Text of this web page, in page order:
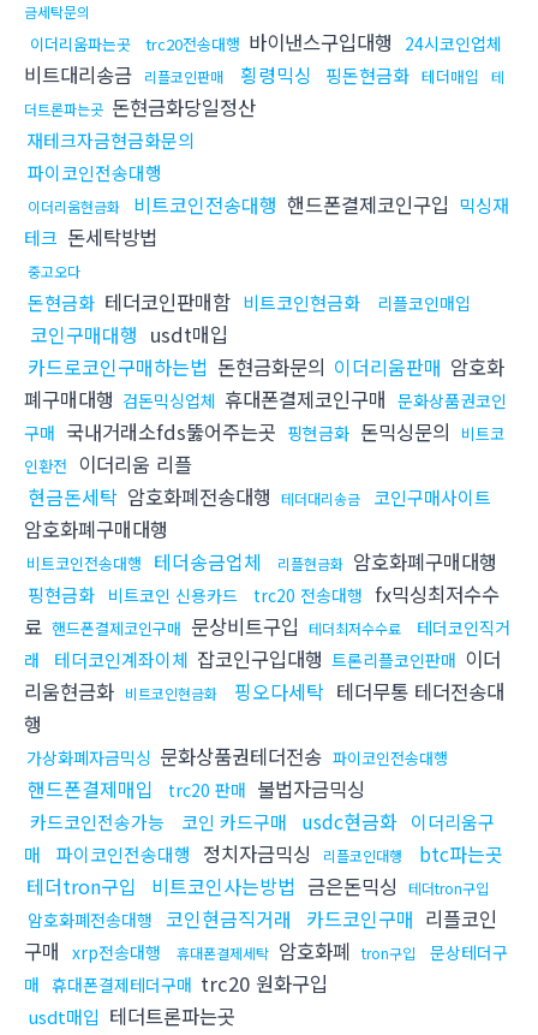
금세탁문의
이더리움파는곳 trc20전송대행 바이낸스구입대행 24시코인업체
비트대리송금 리플코인판매 횡령믹싱 핑돈현금화 테더매입
테
더트론파는곳 돈현금화당일정산
재테크자금현금화문의
파이코인전송대행
이더리움현금화 비트코인전송대행 핸드폰결제코인구입 믹싱재
테크 돈세탁방법
중고오다
돈현금화 테더코인판매함 비트코인현금화 리플코인매입
코인구매대행 usdt매입
카드로코인구매하는법 돈현금화문의 이더리움판매 암호화
폐구매대행 검돈믹싱업체 휴대폰결제코인구매 문화상품권코인
구매 국내거래소fds뚫어주는곳 핑현금화 돈믹싱문의
비트코
인환전 이더리움 리플
현금돈세탁 암호화폐전송대행 테더대리송금 코인구매사이트
암호화폐구매대행
비트코인전송대행 테더송금업체 리플현금화 암호화폐구매대행
핑현금화 비트코인 신용카드 trc20 전송대행 fx믹싱최저수수
료 핸드폰결제코인구매 문상비트구입 테더최저수수료
테더코인직거
래
테더코인계좌이체 잡코인구입대행 트론리플코인판매 이더
리움현금화 비트코인현금화 핑오다세탁 테더무통 테더전송대
행
가상화폐자금믹싱 문화상품권테더전송 파이코인전송대행
핸드폰결제매입 trc20 판매 불법자금믹싱
카드코인전송가능 코인 카드구매 usdc현금화 이더리움구
매
파이코인전송대행 정치자금믹싱 리플코인대행
btc파는곳
테더tron구입
비트코인사는방법 금은돈믹싱 테더tron구입
암호화폐전송대행 코인현금직거래 카드코인구매 리플코인
구매 xrp전송대행 휴대폰결제세탁 암호화폐 tron구입
문상테더구
매 휴대폰결제테더구매 trc20 원화구입
usdt매입 테더트론파는곳